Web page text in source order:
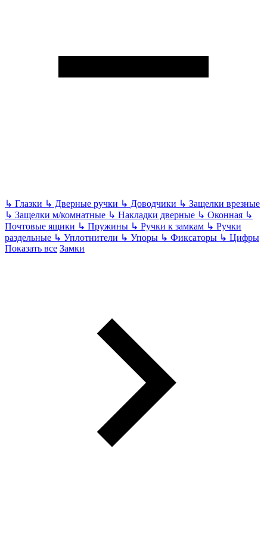
↳ Глазки ↳ Дверные ручки ↳ Доводчики ↳ Защелки врезные
↳ Защелки м/комнатные ↳ Накладки дверные ↳ Оконная ↳
Почтовые ящики ↳ Пружины ↳ Ручки к замкам ↳ Ручки
раздельные ↳ Уплотнители ↳ Упоры ↳ Фиксаторы ↳ Цифры
Показать все Замки